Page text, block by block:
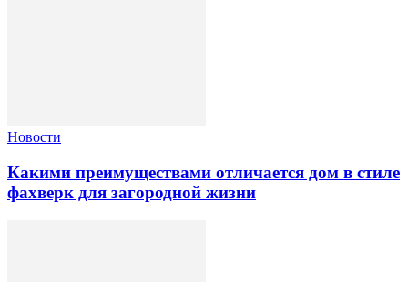
Новости
Какими преимуществами отличается дом в стиле
фахверк для загородной жизни